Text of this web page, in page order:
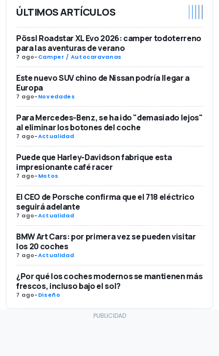
ÚLTIMOS ARTÍCULOS
Pössl Roadstar XL Evo 2026: camper todoterreno
para las aventuras de verano
7 ago-Camper / Autocaravanas
Este nuevo SUV chino de Nissan podría llegar a
Europa
7 ago-Novedades
Para Mercedes-Benz, se ha ido "demasiado lejos"
al eliminar los botones del coche
7 ago-Actualidad
Puede que Harley-Davidson fabrique esta
impresionante café racer
7 ago-Motos
El CEO de Porsche confirma que el 718 eléctrico
seguirá adelante
7 ago-Actualidad
BMW Art Cars: por primera vez se pueden visitar
los 20 coches
7 ago-Actualidad
¿Por qué los coches modernos se mantienen más
frescos, incluso bajo el sol?
7 ago-Diseño